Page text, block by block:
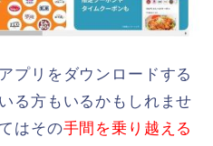
プリをダウンロードする
る方もいるかもしれませ
はその手間を乗り越える